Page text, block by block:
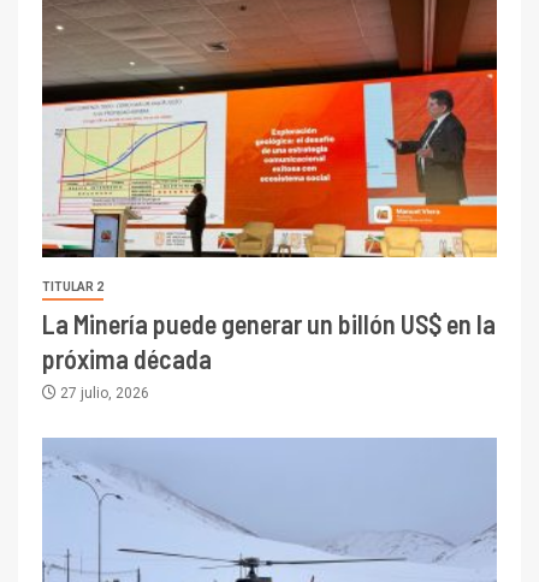
TITULAR 2
La Minería puede generar un billón US$ en la
próxima década
27 julio, 2026